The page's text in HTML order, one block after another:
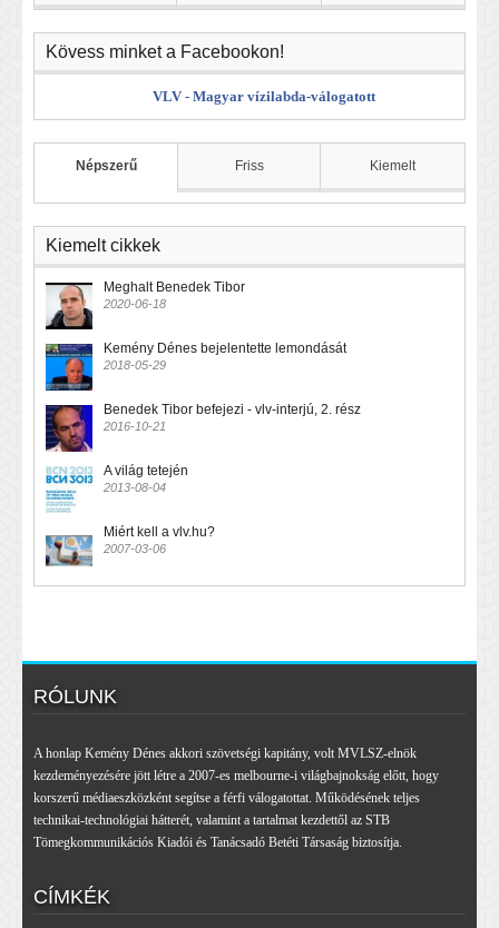
Kövess minket a Facebookon!
VLV - Magyar vízilabda-válogatott
Népszerű Friss Kiemelt
Kiemelt cikkek
Meghalt Benedek Tibor
2020-06-18
Kemény Dénes bejelentette lemondását
2018-05-29
Benedek Tibor befejezi - vlv-interjú, 2. rész
2016-10-21
A világ tetején
2013-08-04
Miért kell a vlv.hu?
2007-03-06
RÓLUNK
A honlap Kemény Dénes akkori szövetségi kapitány, volt MVLSZ-elnök
kezdeményezésére jött létre a 2007-es melbourne-i világbajnokság előtt, hogy
korszerű médiaeszközként segítse a férfi válogatottat. Működésének teljes
technikai-technológiai hátterét, valamint a tartalmat kezdettől az STB
Tömegkommunikációs Kiadói és Tanácsadó Betéti Társaság biztosítja.
CÍMKÉK